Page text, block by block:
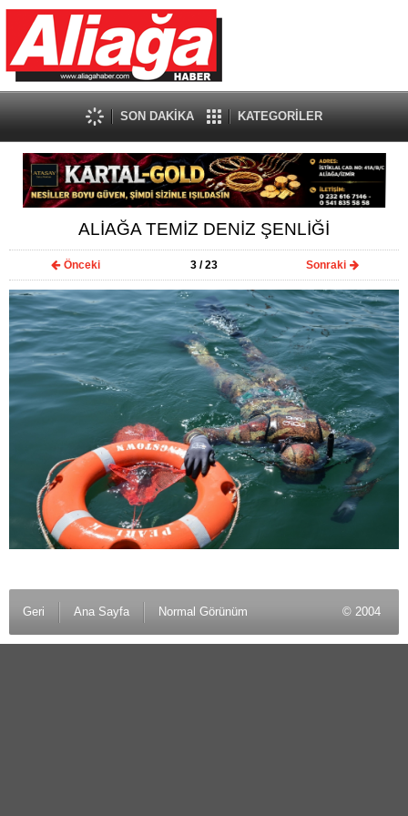
SON DAKİKA KATEGORİLER
ALİAĞA TEMİZ DENİZ ŞENLİĞİ
Önceki 3/ 23 Sonraki
Geri Ana Sayfa Normal Görünüm © 2004